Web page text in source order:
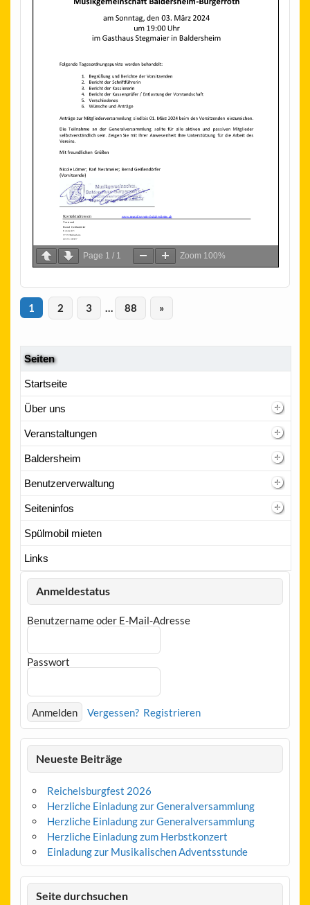
Page 1 / 1 Zoom 100%
1 2 3 … 88 »
Seiten
Startseite
Über uns
Veranstaltungen
Baldersheim
Benutzerverwaltung
Seiteninfos
Spülmobil mieten
Links
Anmeldestatus
Benutzername oder E-Mail-Adresse
Passwort
Vergessen? Registrieren
Neueste Beiträge
Reichelsburgfest 2026
Herzliche Einladung zur Generalversammlung
Herzliche Einladung zur Generalversammlung
Herzliche Einladung zum Herbstkonzert
Einladung zur Musikalischen Adventsstunde
Seite durchsuchen